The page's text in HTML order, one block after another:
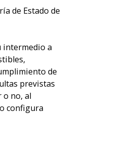
de Estado de
intermedio a
de
previstas
o no, al
configura